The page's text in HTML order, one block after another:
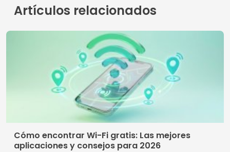
Artículos relacionados
Cómo encontrar Wi-Fi gratis: Las mejores
aplicaciones y consejos para 2026